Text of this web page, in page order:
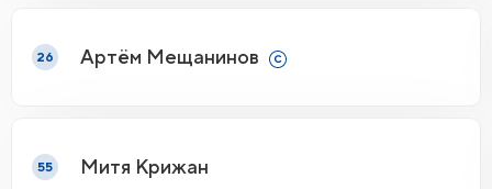
26 Артём Мещанинов
55 Митя Крижан